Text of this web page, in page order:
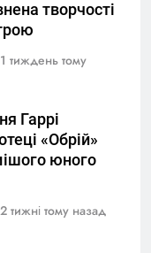
творчості
1 тиждень тому
Гаррі
«Обрій»
юного
2 тижні тому назад